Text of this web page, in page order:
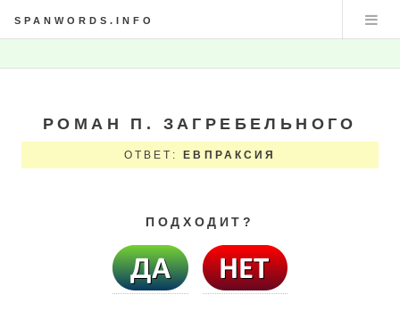
SPANWORDS.INFO
РОМАН П. ЗАГРЕБЕЛЬНОГО
ОТВЕТ: ЕВПРАКСИЯ
ПОДХОДИТ?